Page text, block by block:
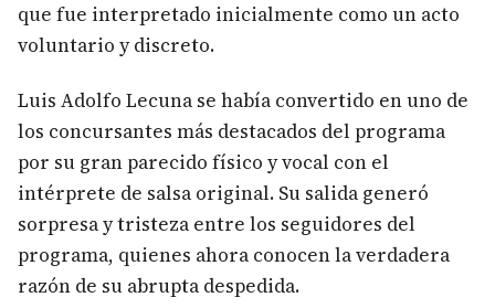
que fue interpretado inicialmente como un acto
voluntario y discreto.
Luis Adolfo Lecuna se había convertido en uno de
los concursantes más destacados del programa
por su gran parecido físico y vocal con el
intérprete de salsa original. Su salida generó
sorpresa y tristeza entre los seguidores del
programa, quienes ahora conocen la verdadera
razón de su abrupta despedida.